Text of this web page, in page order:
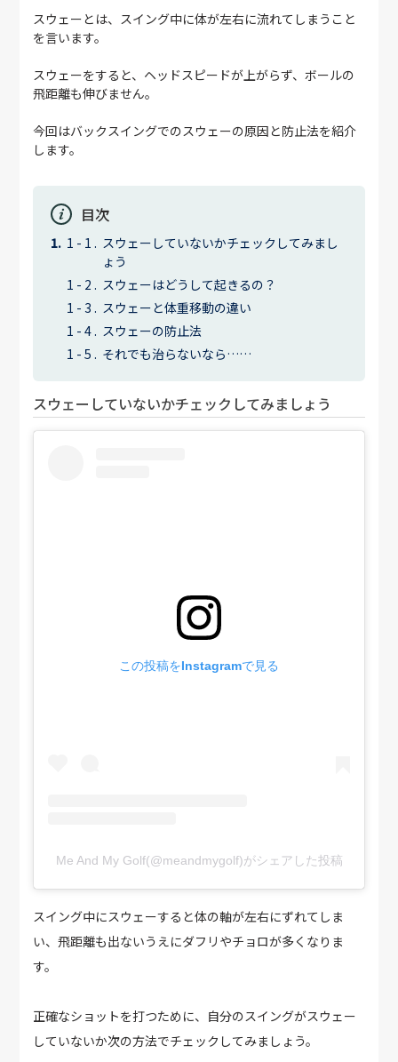
スウェーとは、スイング中に体が左右に流れてしまうこと
を言います。
スウェーをすると、ヘッドスピードが上がらず、ボールの
飛距離も伸びません。
今回はバックスイングでのスウェーの原因と防止法を紹介
します。
目次
スウェーしていないかチェックしてみまし
ょう
スウェーはどうして起きるの？
スウェーと体重移動の違い
スウェーの防止法
それでも治らないなら……
スウェーしていないかチェックしてみましょう
この投稿をInstagramで見る
Me And My Golf(@meandmygolf)がシェアした投稿
スイング中にスウェーすると体の軸が左右にずれてしま
い、飛距離も出ないうえにダフリやチョロが多くなりま
す。
正確なショットを打つために、自分のスイングがスウェー
していないか次の方法でチェックしてみましょう。